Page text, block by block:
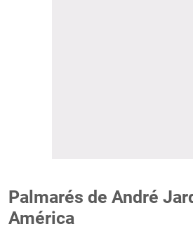
Palmarés de André
América